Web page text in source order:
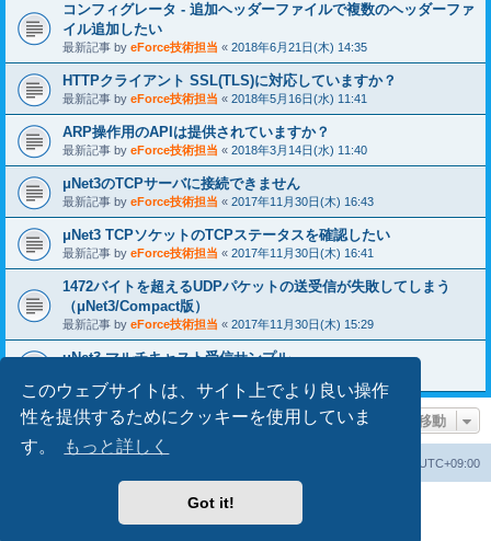
このウェブサイトは、サイト上でより良い操作
性を提供するためにクッキーを使用していま
す。
もっと詳しく
Got it!
コンフィグレータ - 追加ヘッダーファイルで複数のヘッダーファ
イル追加したい
最新記事 by eForce技術担当 « 2018年6月21日(木) 14:35
HTTPクライアント SSL(TLS)に対応していますか？
最新記事 by eForce技術担当 « 2018年5月16日(水) 11:41
ARP操作用のAPIは提供されていますか？
最新記事 by eForce技術担当 « 2018年3月14日(水) 11:40
μNet3のTCPサーバに接続できません
最新記事 by eForce技術担当 « 2017年11月30日(木) 16:43
μNet3 TCPソケットのTCPステータスを確認したい
最新記事 by eForce技術担当 « 2017年11月30日(木) 16:41
1472バイトを超えるUDPパケットの送受信が失敗してしまう
（μNet3/Compact版）
最新記事 by eForce技術担当 « 2017年11月30日(木) 15:29
uNet3 マルチキャスト受信サンプル
ページ移動
UTC+09:00
phpBB® Forum Software © phpBB Limited
Japanese translation principally by ocean